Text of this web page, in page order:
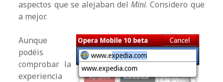
aspectos que se alejaban delMini. Considero que
a mejor.
Aunque
podéis
comprobar la
experiencia